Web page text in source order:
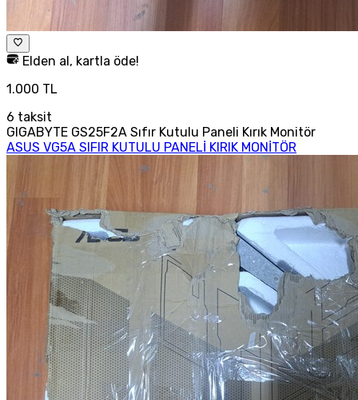
Elden al, kartla öde!
1.000 TL
6 taksit
GIGABYTE GS25F2A Sıfır Kutulu Paneli Kırık Monitör
ASUS VG5A SIFIR KUTULU PANELİ KIRIK MONİTÖR